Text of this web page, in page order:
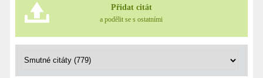
Přidat citát
a podělit se s ostatními